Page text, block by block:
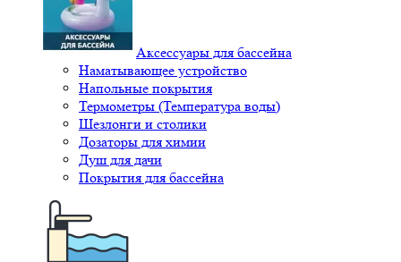
Аксессуары для бассейна
Наматывающее устройство
Напольные покрытия
Термометры (Температура воды)
Шезлонги и столики
Дозаторы для химии
Душ для дачи
Покрытия для бассейна